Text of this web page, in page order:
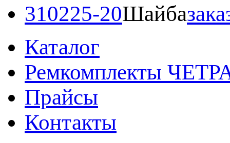
310225-20Шайба
Каталог
Ремкомплекты
Прайсы
Контакты